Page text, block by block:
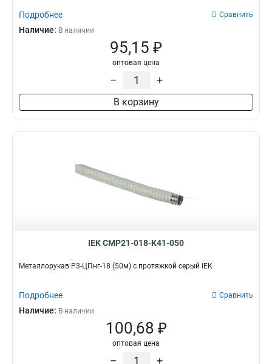
Подробнее Сравнить
Наличие: В наличии
95,15 ₽
оптовая цена
– +
В корзину
IEK CMP21-018-K41-050
Металлорукав Р3-ЦПнг-18 (50м) с протяжкой серый IEK
Подробнее Сравнить
Наличие: В наличии
100,68 ₽
оптовая цена
– +